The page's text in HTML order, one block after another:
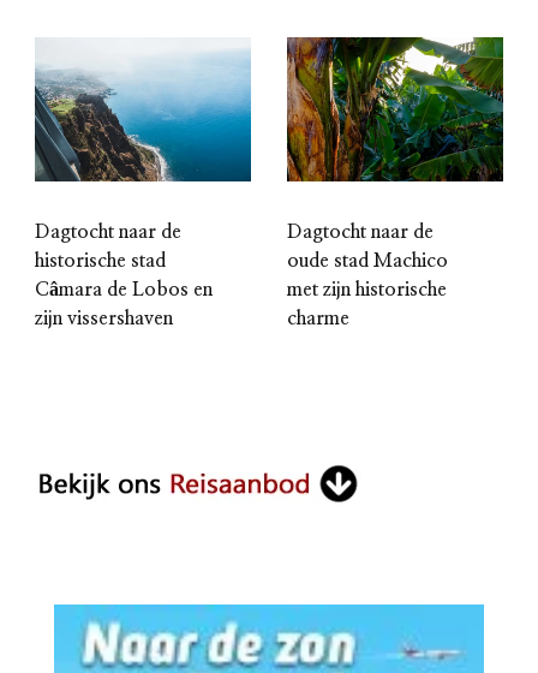
Dagtocht naar de
historische stad
Câmara de Lobos en
zijn vissershaven
Dagtocht naar de
oude stad Machico
met zijn historische
charme